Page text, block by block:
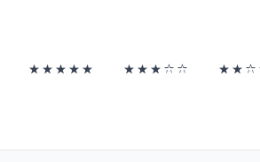
★★★★★ ★★★☆☆